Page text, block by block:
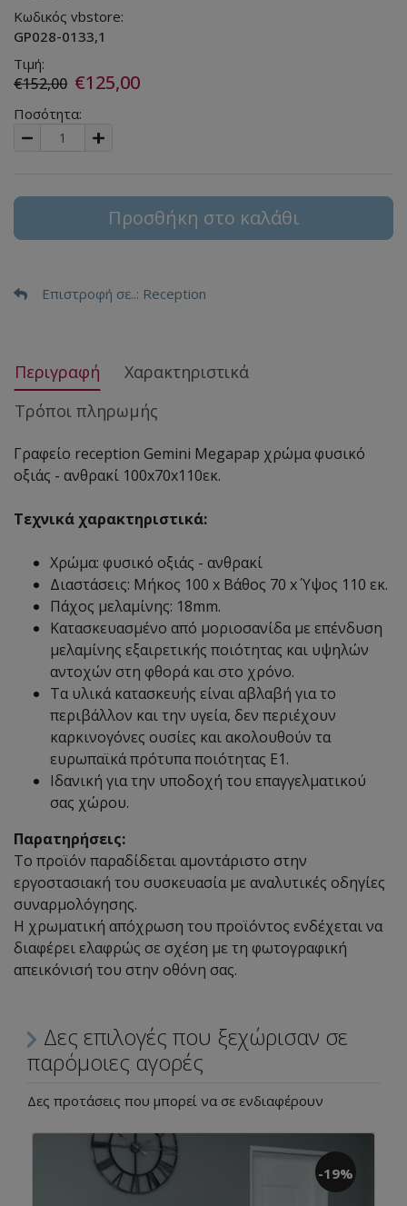
Κωδικός vbstore:
GP028-0133,1
Τιμή:
€152,00 €125,00
Ποσότητα:
Προσθήκη στο καλάθι
Επιστροφή σε..: Reception
Περιγραφή
Χαρακτηριστικά
Τρόποι πληρωμής
Γραφείο reception Gemini Megapap χρώμα φυσικό
οξιάς - ανθρακί 100x70x110εκ.
Τεχνικά χαρακτηριστικά:
Χρώμα: φυσικό οξιάς - ανθρακί
Διαστάσεις: Μήκος 100 x Βάθος 70 x Ύψος 110 εκ.
Πάχος μελαμίνης: 18mm.
Κατασκευασμένο από μοριοσανίδα με επένδυση
μελαμίνης εξαιρετικής ποιότητας και υψηλών
αντοχών στη φθορά και στο χρόνο.
Τα υλικά κατασκευής είναι αβλαβή για το
περιβάλλον και την υγεία, δεν περιέχουν
καρκινογόνες ουσίες και ακολουθούν τα
ευρωπαϊκά πρότυπα ποιότητας Ε1.
Ιδανική για την υποδοχή του επαγγελματικού
σας χώρου.
Παρατηρήσεις:
Το προϊόν παραδίδεται αμοντάριστο στην
εργοστασιακή του συσκευασία με αναλυτικές οδηγίες
συναρμολόγησης.
Η χρωματική απόχρωση του προϊόντος ενδέχεται να
διαφέρει ελαφρώς σε σχέση με τη φωτογραφική
απεικόνισή του στην οθόνη σας.
Δες επιλογές που ξεχώρισαν σε
παρόμοιες αγορές
Δες προτάσεις που μπορεί να σε ενδιαφέρουν
-19%